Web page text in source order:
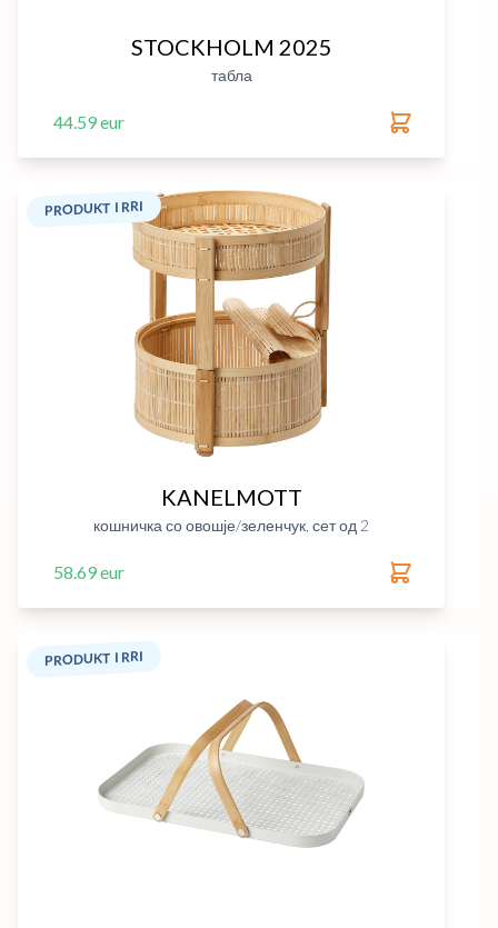
STOCKHOLM 2025
табла
44.59 eur
PRODUKT I RRI
KANELMOTT
кошничка со овошје/зеленчук, сет од 2
58.69 eur
PRODUKT I RRI